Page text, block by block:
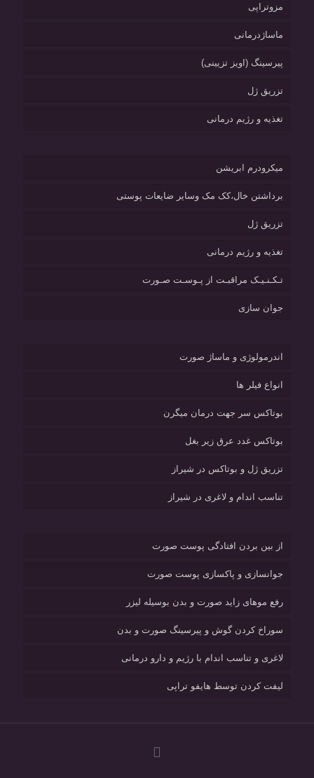
مزوتراپی
ماساژدرمانی
پیرسینگ (اویز تزیینی)
تزریق ژل
تغذیه و رژیم درمانی
میکرودرم ابریشن
برداشتن خال،کک مک وسایر ضایعات پوستی
تزریق ژل
تغذیه و رژیم درمانی
تـکـنـیـک مراقبـت از پـوسـت صـورت
جوان سازی
اندرمولوژی و ماساژ صورت
انواع فیلر ها
بوتاکس سر جهت درمان میگرن
بوتاکس غدد عرق زیر بغل
تزریق ژل و بوتاکس در شیراز
تناسب اندام و لاغری در شیراز
از بین بردن افتادگی پوست صورت
جوانسازی و پاکسازی پوست صورت
رفع موهای زاید صورت و بدن بوسیله لیزر
سوراخ کردن گوش و پیرسینگ صورت و بدن
لاغری و تناسب اندام با رژیم و دارو درمانی
لیفت کردن توسط هایفو تراپی